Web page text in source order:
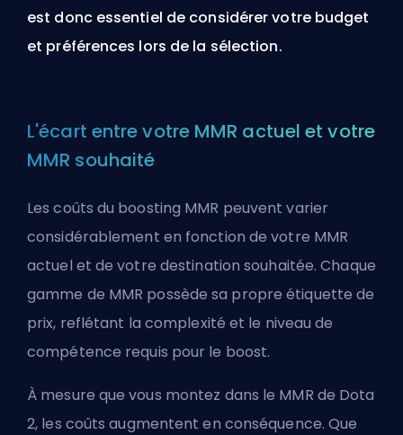
est donc essentiel de considérer votre budget
et préférences lors de la sélection.
L'écart entre votre MMR actuel et votre
MMR souhaité
Les coûts du boosting MMR peuvent varier
considérablement en fonction de votre MMR
actuel et de votre destination souhaitée. Chaque
gamme de MMR possède sa propre étiquette de
prix, reflétant la complexité et le niveau de
compétence requis pour le boost.
À mesure que vous montez dans le MMR de Dota
2, les coûts augmentent en conséquence. Que